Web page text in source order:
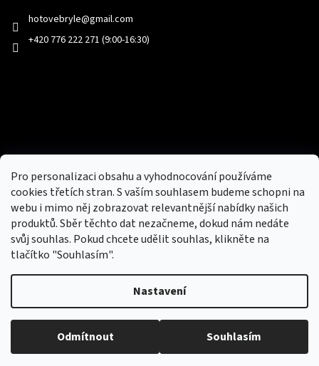
Pro personalizaci obsahu a vyhodnocování používáme
cookies třetích stran. S vaším souhlasem budeme schopni na
webu i mimo něj zobrazovat relevantnější nabídky našich
produktů. Sběr těchto dat nezačneme, dokud nám nedáte
svůj souhlas. Pokud chcete udělit souhlas, klikněte na
tlačítko "Souhlasím".
Nastavení
Odmítnout Souhlasím
hotovebryle@gmail.com
+420 776 222 271 (9:00-16:30)
Nový obchod s batohy, cestovními zavazadly, tašky a peněženky
Copyright 2026hotovebryle.cz
. Všechna práva